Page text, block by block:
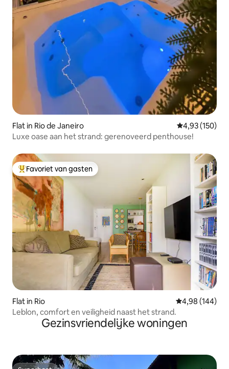
Flat in Rio de Janeiro Gemiddelde
4,93 (150)
Luxe oase aan het strand: gerenoveerd penthouse!
Topfavoriet van gasten
Favoriet van gasten
Flat in Rio Gemiddelde
4,98 (144)
Leblon, comfort en veiligheid naast het strand.
Gezinsvriendelijke woningen